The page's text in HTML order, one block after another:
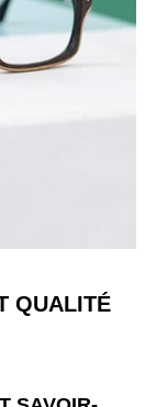
QUALITÉ